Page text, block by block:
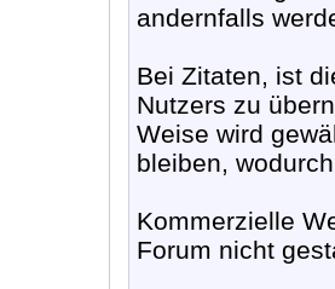
andernfalls
Bei Zitaten, ist
Nutzers zu
Weise wird
bleiben,
Kommerzielle
Forum nicht